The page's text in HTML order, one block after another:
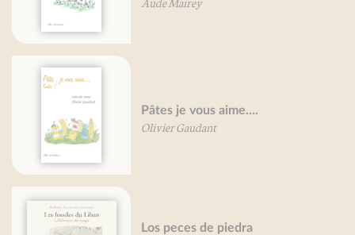
Pâtes je vous aime....
Olivier Gaudant
Los peces de piedra